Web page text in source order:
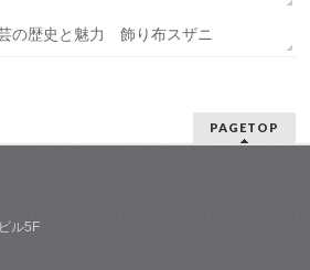
の歴史と魅力 飾り布スザニ
PAGETOP
ル5F